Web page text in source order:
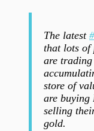
The latest
that lots of
are
store of
are buying
selling
gold.